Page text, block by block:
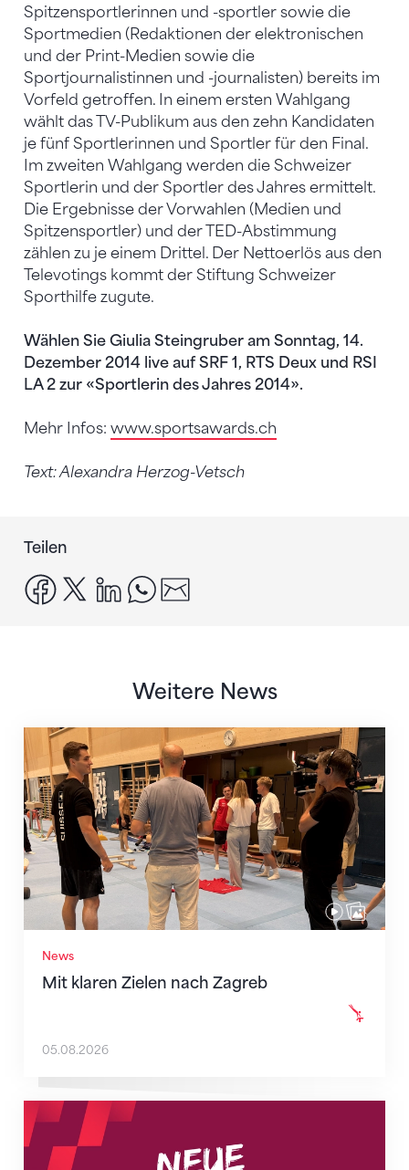
Spitzensportlerinnen und -sportler sowie die
Sportmedien (Redaktionen der elektronischen
und der Print-Medien sowie die
Sportjournalistinnen und -journalisten) bereits im
Vorfeld getroffen. In einem ersten Wahlgang
wählt das TV-Publikum aus den zehn Kandidaten
je fünf Sportlerinnen und Sportler für den Final.
Im zweiten Wahlgang werden die Schweizer
Sportlerin und der Sportler des Jahres ermittelt.
Die Ergebnisse der Vorwahlen (Medien und
Spitzensportler) und der TED-Abstimmung
zählen zu je einem Drittel. Der Nettoerlös aus den
Televotings kommt der Stiftung Schweizer
Sporthilfe zugute.
Wählen Sie Giulia Steingruber am Sonntag, 14.
Dezember 2014 live auf SRF 1, RTS Deux und RSI
LA 2 zur «Sportlerin des Jahres 2014».
Mehr Infos: www.sportsawards.ch
Text: Alexandra Herzog-Vetsch
Teilen
facebook
x linkedinwhatsapp
Weitere News
News
Mit klaren Zielen nach Zagreb
Mit klaren Zielen nach Zagreb
05.08.2026
Neue Empfangszeiten ab 1. August 2026